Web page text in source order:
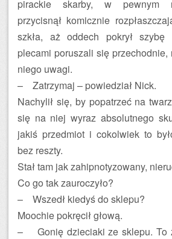
pirackie skarby, w pewnym
przycisnął komicznie
szkła, aż oddech pokrył szybę
plecami poruszali się przechodnie,
niego uwagi.
– Zatrzymaj – powiedział Nick.
Nachylił się, by popatrzeć na
się na niej wyraz absolutnego
jakiś przedmiot i cokolwiek to
bez reszty.
Stał tam jak zahipnotyzowany,
Co go tak zauroczyło?
– Wszedł kiedyś do sklepu?
Moochie pokręcił głową.
– Gonię dzieciaki ze sklepu. To